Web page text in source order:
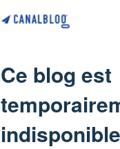
Ce blog est
indisponible